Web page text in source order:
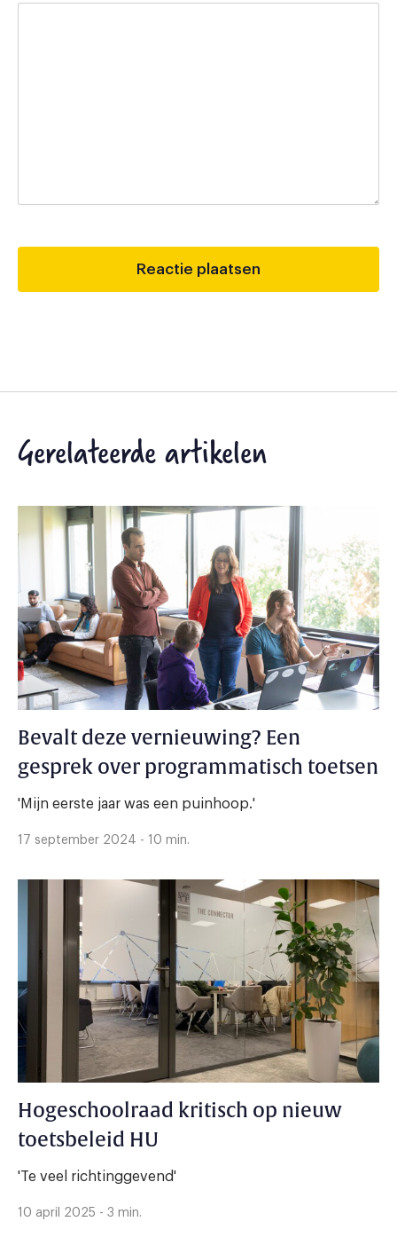
Gerelateerde artikelen
Bevalt deze vernieuwing? Een
gesprek over programmatisch toetsen
'Mijn eerste jaar was een puinhoop.'
17 september 2024 - 10 min.
Hogeschoolraad kritisch op nieuw
toetsbeleid HU
'Te veel richtinggevend'
10 april 2025 - 3 min.